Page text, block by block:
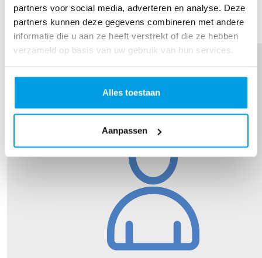
partners voor social media, adverteren en analyse. Deze
partners kunnen deze gegevens combineren met andere
informatie die u aan ze heeft verstrekt of die ze hebben
verzameld op basis van uw gebruik van hun services.
Alles toestaan
Aanpassen
SHARE
Thank you to my Sponsors